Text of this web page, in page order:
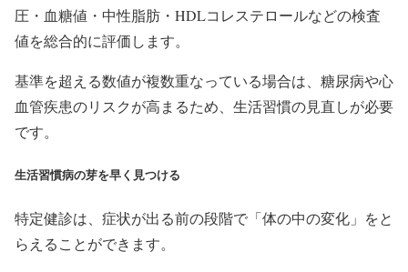
圧・血糖値・中性脂肪・HDLコレステロールなどの検査
値を総合的に評価します。
基準を超える数値が複数重なっている場合は、糖尿病や心
血管疾患のリスクが高まるため、生活習慣の見直しが必要
です。
生活習慣病の芽を早く見つける
特定健診は、症状が出る前の段階で「体の中の変化」をと
らえることができます。